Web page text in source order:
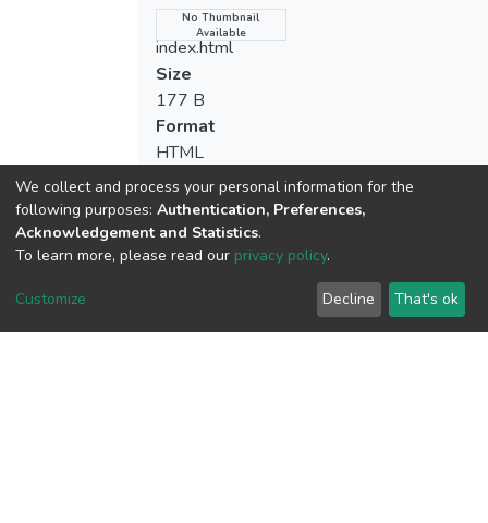
齡、婚姻在服務態度因素達顯著差異，不同
桌球運動球齡及不同平均每次從事桌球運動
持續時間在整體影響因素達顯著差異。
No Thumbnail
Available
Name
index.html
Size
177 B
Format
HTML
Checksum
We collect and process your personal information for the
following purposes: Authentication, Preferences,
Acknowledgement and Statistics.
To learn more, please read our privacy policy.
Customize Decline That's ok